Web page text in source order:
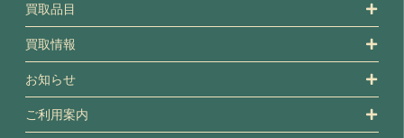
買取品目
買取情報
お知らせ
ご利用案内